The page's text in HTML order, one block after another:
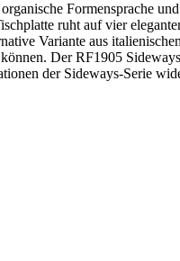
Formensprache
ruht auf vier
Variante aus
Der RF1905
der Sideways-Serie